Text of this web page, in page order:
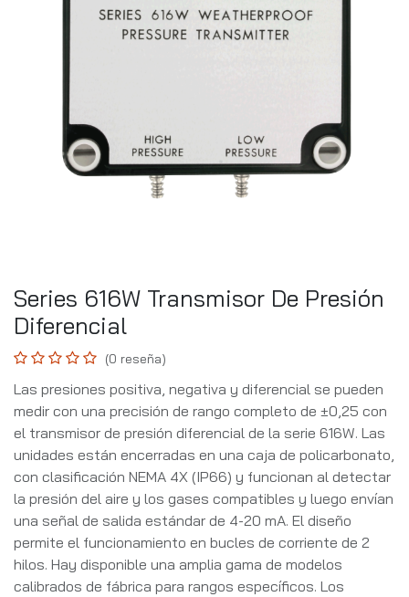
Series 616W Transmisor De Presión
Diferencial
(0 reseña)
Las presiones positiva, negativa y diferencial se pueden
medir con una precisión de rango completo de ±0,25 con
el transmisor de presión diferencial de la serie 616W. Las
unidades están encerradas en una caja de policarbonato,
con clasificación NEMA 4X (IP66) y funcionan al detectar
la presión del aire y los gases compatibles y luego envían
una señal de salida estándar de 4-20 mA. El diseño
permite el funcionamiento en bucles de corriente de 2
hilos. Hay disponible una amplia gama de modelos
calibrados de fábrica para rangos específicos. Los